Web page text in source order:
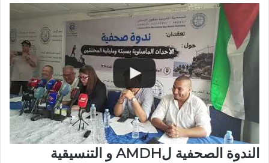
الندوة الصحفية لAMDH و التنسيقية